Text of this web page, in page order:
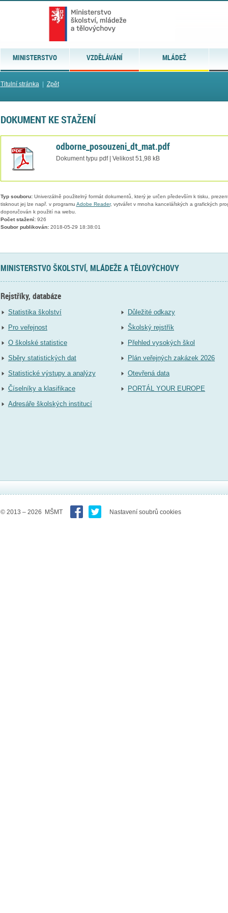
MINISTERSTVO VZDĚLÁVÁNÍ MLÁDEŽ
Titulní stránka| Zpět
DOKUMENT KE STAŽENÍ
odborne_posouzeni_dt_mat.pdf
Dokument typu pdf | Velikost 51,98 kB
Typ souboru:Univerzálně použitelný formát dokumentů, který je určen především k tisku,
tisknout jej lze např. v programu Adobe Reader, vytvářet v mnoha kancelářských a grafických
doporučován k použití na webu.
Počet stažení:926
Soubor publikován:2018-05-29 18:38:01
MINISTERSTVO ŠKOLSTVÍ, MLÁDEŽE A TĚLOVÝCHOVY
Rejstříky, databáze
Statistika školství
Pro veřejnost
O školské statistice
Sběry statistických dat
Statistické výstupy a analýzy
Číselníky a klasifikace
Adresáře školských institucí
Důležité odkazy
Školský rejstřík
Přehled vysokých škol
Plán veřejných zakázek 2026
Otevřená data
PORTÁL YOUR EUROPE
© 2013 – 2026 MŠMT Nastavení soubrů cookies